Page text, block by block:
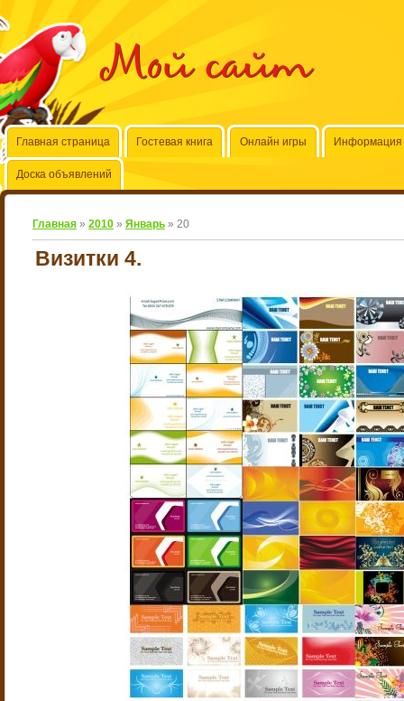
Мой сайт
Главная страница Гостевая книга Онлайн игры Информация
Доска объявлений
Главная » 2010 » Январь » 20
Визитки 4.